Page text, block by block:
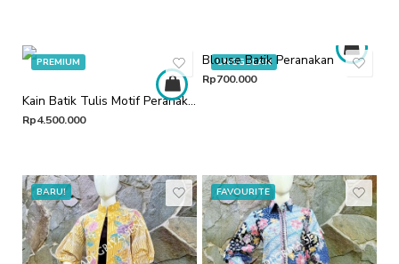
PREMIUM
Kain Batik Tulis Motif Peranakan
Rp4.500.000
UNGGULAN
Blouse Batik Peranakan
Rp700.000
BARU! FAVOURITE